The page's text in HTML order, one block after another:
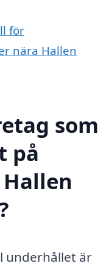
för
nära Hallen
som
på
underhållet är